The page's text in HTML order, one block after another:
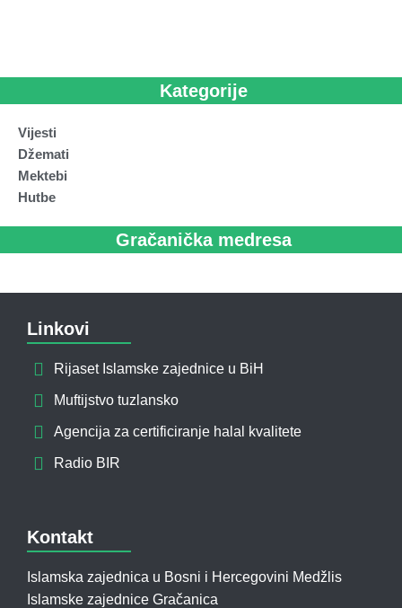
Kategorije
Vijesti
Džemati
Mektebi
Hutbe
Gračanička medresa
Linkovi
Rijaset Islamske zajednice u BiH
Muftijstvo tuzlansko
Agencija za certificiranje halal kvalitete
Radio BIR
Kontakt
Islamska zajednica u Bosni i Hercegovini Medžlis
Islamske zajednice Gračanica